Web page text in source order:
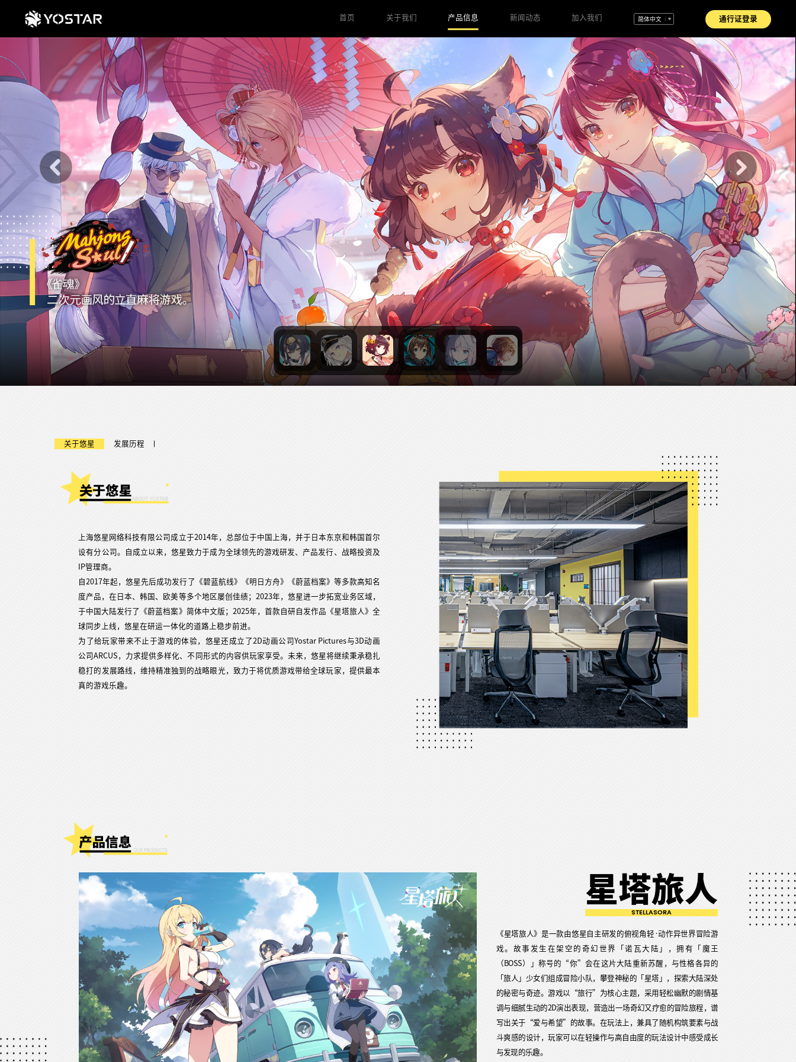
首页 关于我们 产品信息 新闻动态 加入我们 简体中文 通行证登录
关于悠星 发展历程
上海悠星网络科技有限公司成立于2014年，总部位于中国上海，并于日本东京和韩国首尔
设有分公司。自成立以来，悠星致力于成为全球领先的游戏研发、产品发行、战略投资及
IP管理商。
自2017年起，悠星先后成功发行了《碧蓝航线》《明日方舟》《蔚蓝档案》等多款高知名
度产品，在日本、韩国、欧美等多个地区屡创佳绩；2023年，悠星进一步拓宽业务区域，
于中国大陆发行了《蔚蓝档案》简体中文版；2025年，首款自研自发作品《星塔旅人》全
球同步上线，悠星在研运一体化的道路上稳步前进。
为了给玩家带来不止于游戏的体验，悠星还成立了2D动画公司Yostar Pictures与3D动画
公司ARCUS，力求提供多样化、不同形式的内容供玩家享受。未来，悠星将继续秉承稳扎
稳打的发展路线，维持精准独到的战略眼光，致力于将优质游戏带给全球玩家，提供最本
真的游戏乐趣。
星塔旅人
STELLASORA
《星塔旅人》是一款由悠星自主研发的俯视角轻·动作异世界冒险游
戏。故事发生在架空的奇幻世界「诺瓦大陆」，拥有「魔王
（BOSS）」称号的“你”会在这片大陆重新苏醒，与性格各异的
「旅人」少女们组成冒险小队，攀登神秘的「星塔」，探索大陆深处
的秘密与奇迹。游戏以“旅行”为核心主题，采用轻松幽默的剧情基
调与细腻生动的2D演出表现，营造出一场奇幻又疗愈的冒险旅程，谱
写出关于“爱与希望”的故事。在玩法上，兼具了随机构筑要素与战
斗爽感的设计，玩家可以在轻操作与高自由度的玩法设计中感受成长
与发现的乐趣。